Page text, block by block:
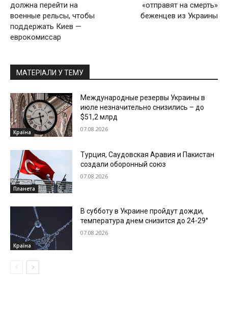
должна перейти на
военные рельсы, чтобы
поддержать Киев —
еврокомиссар
«отправят на смерть»
беженцев из Украины
МАТЕРІАЛИ У ТЕМУ
Країна
Международные резервы Украины в
июле незначительно снизились – до
$51,2 млрд
07.08.2026
Планета
Турция, Саудовская Аравия и Пакистан
создали оборонный союз
07.08.2026
Країна
В субботу в Украине пройдут дожди,
температура днем снизится до 24-29°
07.08.2026